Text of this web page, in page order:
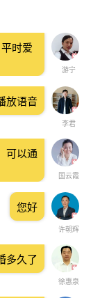
游宁
时爱
李君
放语音
国云霞
可以通
许朝辉
您好
徐惠泉
多久了